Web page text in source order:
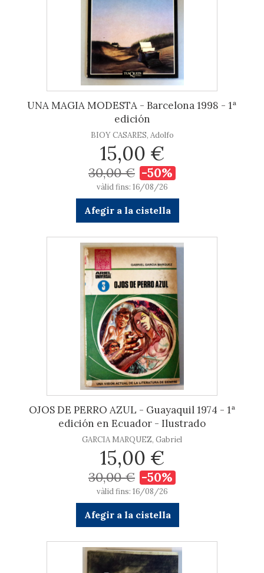
UNA MAGIA MODESTA - Barcelona 1998 - 1ª
edición
BIOY CASARES, Adolfo
15,00 €
30,00 € -50%
vàlid fins: 16/08/26
Afegir a la cistella
OJOS DE PERRO AZUL - Guayaquil 1974 - 1ª
edición en Ecuador - Ilustrado
GARCIA MARQUEZ, Gabriel
15,00 €
30,00 € -50%
vàlid fins: 16/08/26
Afegir a la cistella